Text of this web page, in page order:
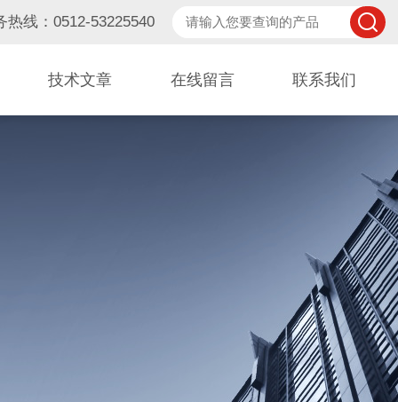
热线：0512-53225540
技术文章 在线留言 联系我们